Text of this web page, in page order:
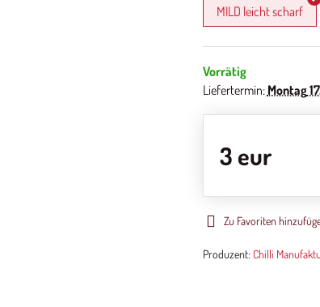
MILD leicht scharf
Vorrätig
Liefertermin: Montag
3 eur
Zu Favoriten
Produzent: Chilli